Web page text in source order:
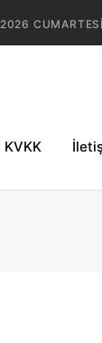
CUMARTESI
KVKK